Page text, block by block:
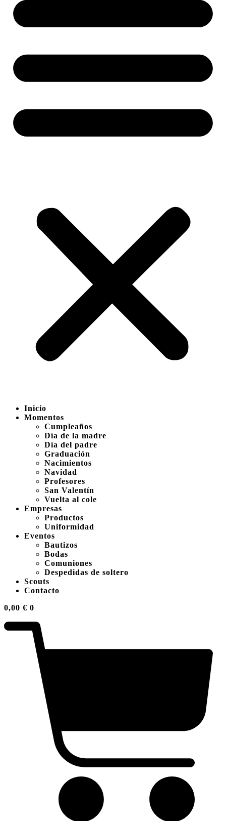
Inicio
Momentos
Cumpleaños
Día de la madre
Día del padre
Graduación
Nacimientos
Navidad
Profesores
San Valentín
Vuelta al cole
Empresas
Productos
Uniformidad
Eventos
Bautizos
Bodas
Comuniones
Despedidas de soltero
Scouts
Contacto
0,00 € 0